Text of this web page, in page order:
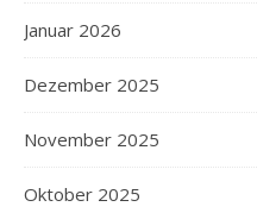
Januar 2026
Dezember 2025
November 2025
Oktober 2025